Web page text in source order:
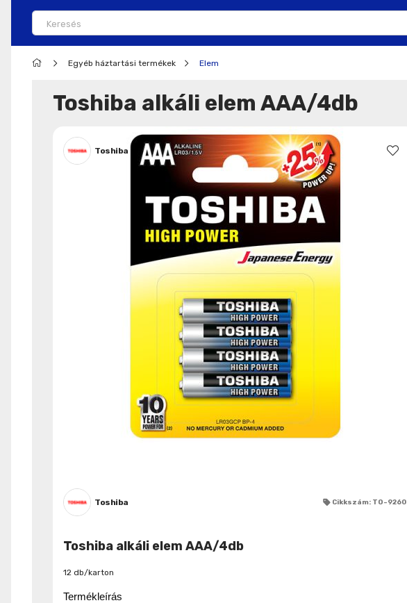
Egyéb háztartási termékek Elem
Toshiba alkáli elem AAA/4db
Toshiba
Toshiba Cikkszám: TO-9260
Toshiba alkáli elem AAA/4db
12 db/karton
Termékleírás